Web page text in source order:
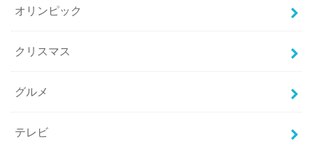
オリンピック
クリスマス
グルメ
テレビ